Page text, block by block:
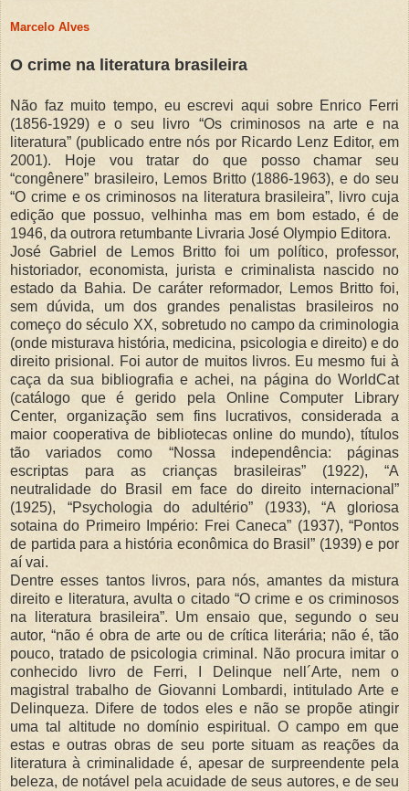
Marcelo Alves
O crime na literatura brasileira
Não faz muito tempo, eu escrevi aqui sobre Enrico Ferri
(1856-1929) e o seu livro “Os criminosos na arte e na
literatura” (publicado entre nós por Ricardo Lenz Editor, em
2001). Hoje vou tratar do que posso chamar seu
“congênere” brasileiro, Lemos Britto (1886-1963), e do seu
“O crime e os criminosos na literatura brasileira”, livro cuja
edição que possuo, velhinha mas em bom estado, é de
1946, da outrora retumbante Livraria José Olympio Editora.
José Gabriel de Lemos Britto foi um político, professor,
historiador, economista, jurista e criminalista nascido no
estado da Bahia. De caráter reformador, Lemos Britto foi,
sem dúvida, um dos grandes penalistas brasileiros no
começo do século XX, sobretudo no campo da criminologia
(onde misturava história, medicina, psicologia e direito) e do
direito prisional. Foi autor de muitos livros. Eu mesmo fui à
caça da sua bibliografia e achei, na página do WorldCat
(catálogo que é gerido pela Online Computer Library
Center, organização sem fins lucrativos, considerada a
maior cooperativa de bibliotecas online do mundo), títulos
tão variados como “Nossa independência: páginas
escriptas para as crianças brasileiras” (1922), “A
neutralidade do Brasil em face do direito internacional”
(1925), “Psychologia do adultério” (1933), “A gloriosa
sotaina do Primeiro Império: Frei Caneca” (1937), “Pontos
de partida para a história econômica do Brasil” (1939) e por
aí vai.
Dentre esses tantos livros, para nós, amantes da mistura
direito e literatura, avulta o citado “O crime e os criminosos
na literatura brasileira”. Um ensaio que, segundo o seu
autor, “não é obra de arte ou de crítica literária; não é, tão
pouco, tratado de psicologia criminal. Não procura imitar o
conhecido livro de Ferri, I Delinque nell´Arte, nem o
magistral trabalho de Giovanni Lombardi, intitulado Arte e
Delinqueza. Difere de todos eles e não se propõe atingir
uma tal altitude no domínio espiritual. O campo em que
estas e outras obras de seu porte situam as reações da
literatura à criminalidade é, apesar de surpreendente pela
beleza, de notável pela acuidade de seus autores, e de seu